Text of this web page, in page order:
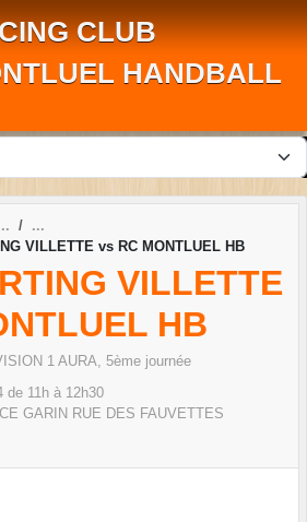
CLUB
HANDBALL
VILLETTE vs RC MONTLUEL HB
VILLETTE
HB
1 AURA, 5ème journée
de 11h à 12h30
GARIN RUE DES FAUVETTES
cookies